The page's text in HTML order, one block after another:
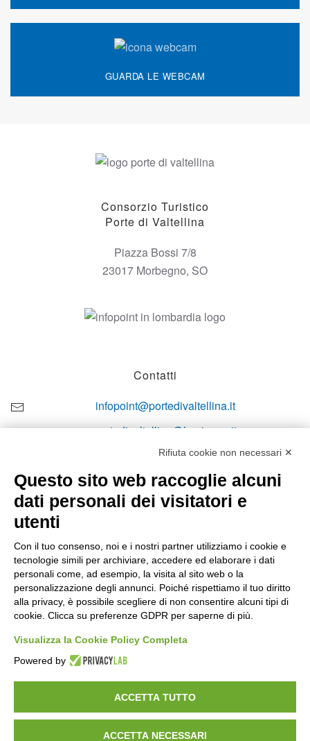
GUARDA LE WEBCAM
Consorzio Turistico
Porte di Valtellina
Piazza Bossi 7/8
23017 Morbegno, SO
Contatti
infopoint@portedivaltellina.it
portedivaltellina@lamiapec.it
+39 0342 601140
Lun-ven
08:00 – 12:10 / 14:00 – 18:10
Sabato
08:00 – 12:10
Rifiuta cookie non necessari ✕
Questo sito web raccoglie alcuni
dati personali dei visitatori e
utenti
Con il tuo consenso, noi e i nostri partner utilizziamo i cookie e
tecnologie simili per archiviare, accedere ed elaborare i dati
personali come, ad esempio, la visita al sito web o la
personalizzazione degli annunci. Poiché rispettiamo il tuo diritto
alla privacy, è possibile scegliere di non consentire alcuni tipi di
cookie. Clicca su preferenze GDPR per saperne di più.
Visualizza la Cookie Policy Completa
Powered by
ACCETTA TUTTO
ACCETTA NECESSARI